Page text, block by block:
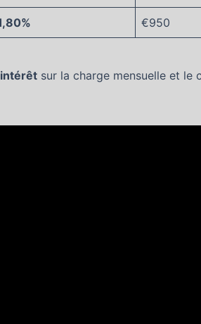
€950
sur la charge mensuelle et